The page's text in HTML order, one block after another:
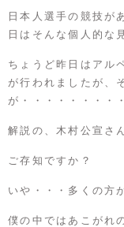
日本人選手の競技が
日はそんな個人的な
ちょうど昨日はアル
が行われましたが、
が・・・・・・・・
解説の、木村公宣さ
ご存知ですか？
いや・・・多くの方
僕の中ではあこがれ